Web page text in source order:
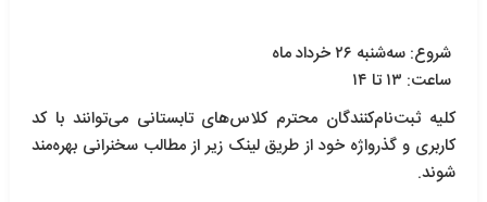
شروع: سه‌شنبه ۲۶ خرداد ماه
ساعت: ۱۳ تا ۱۴
کلیه ثبت‌نام‌کنندگان محترم کلاس‌های تابستانی می‌توانند با کد
کاربری و گذرواژه خود از طریق لینک زیر از مطالب سخنرانی بهره‌مند
شوند.